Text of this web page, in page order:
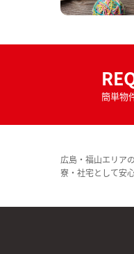
簡単物
広島・福山エリア
寮・社宅として安